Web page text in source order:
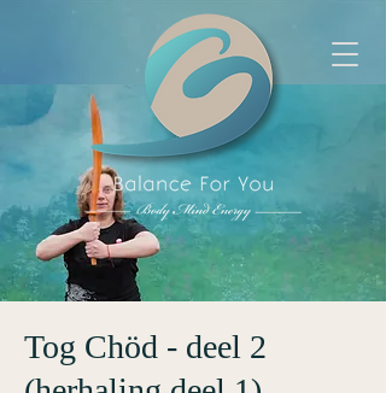
Tog Chöd - deel 2